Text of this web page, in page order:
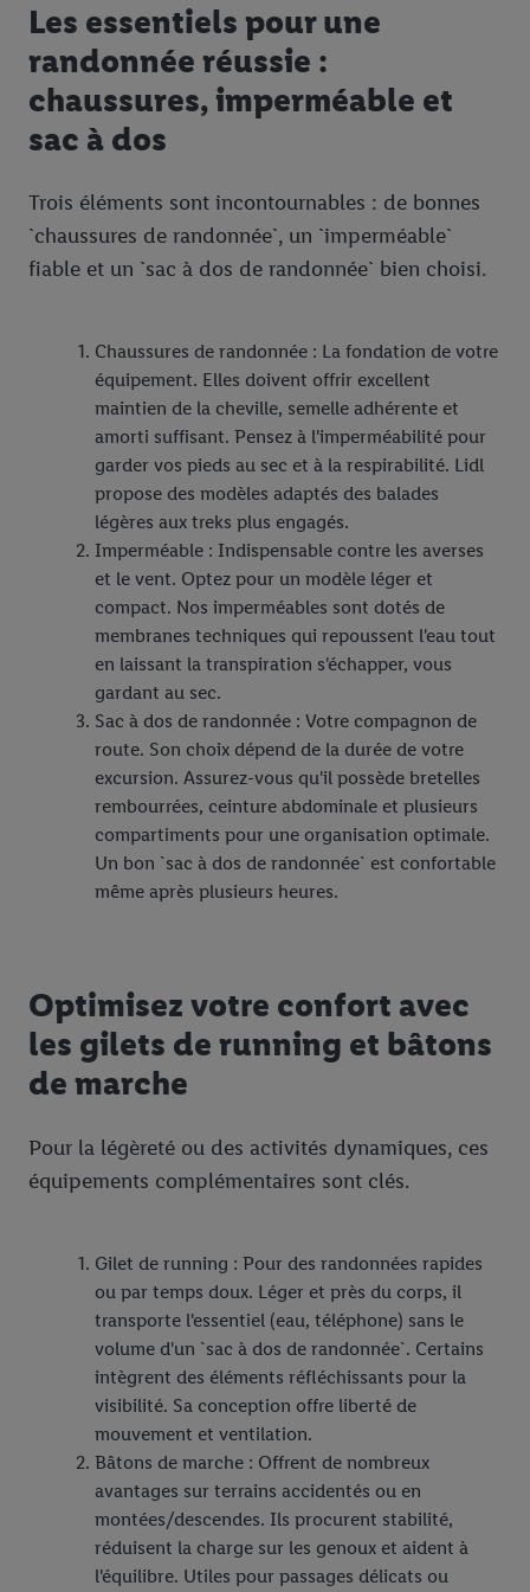
Les essentiels pour une
randonnée réussie :
chaussures, imperméable et
sac à dos
Trois éléments sont incontournables : de bonnes
`chaussures de randonnée`, un `imperméable`
fiable et un `sac à dos de randonnée` bien choisi.
Chaussures de randonnée : La fondation de votre
équipement. Elles doivent offrir excellent
maintien de la cheville, semelle adhérente et
amorti suffisant. Pensez à l'imperméabilité pour
garder vos pieds au sec et à la respirabilité. Lidl
propose des modèles adaptés des balades
légères aux treks plus engagés.
Imperméable : Indispensable contre les averses
et le vent. Optez pour un modèle léger et
compact. Nos imperméables sont dotés de
membranes techniques qui repoussent l'eau tout
en laissant la transpiration s'échapper, vous
gardant au sec.
Sac à dos de randonnée : Votre compagnon de
route. Son choix dépend de la durée de votre
excursion. Assurez-vous qu'il possède bretelles
rembourrées, ceinture abdominale et plusieurs
compartiments pour une organisation optimale.
Un bon `sac à dos de randonnée` est confortable
même après plusieurs heures.
Optimisez votre confort avec
les gilets de running et bâtons
de marche
Pour la légèreté ou des activités dynamiques, ces
équipements complémentaires sont clés.
Gilet de running : Pour des randonnées rapides
ou par temps doux. Léger et près du corps, il
transporte l'essentiel (eau, téléphone) sans le
volume d'un `sac à dos de randonnée`. Certains
intègrent des éléments réfléchissants pour la
visibilité. Sa conception offre liberté de
mouvement et ventilation.
Bâtons de marche : Offrent de nombreux
avantages sur terrains accidentés ou en
montées/descendes. Ils procurent stabilité,
réduisent la charge sur les genoux et aident à
l'équilibre. Utiles pour passages délicats ou
partenaire Criteo S.A pouvons également créer un identifiant en
ligne spécial à partir de l’adresse e-mail fournie ici afin de
pouvoir vous reconnaître dans les services exploités par des
tiers et pour afficher des publicités personnalisées. À cette fin,
votre adresse e-mail hachée peut également être fusionnée
Sous réserve de votre accord, les publicités liées au reciblage,
c’est-à-dire des publicités pour des produits pour lesquels vous
avez montré de l’intérêt (par exemple en plaçant le produit dans
services de Lidl si plusieurs terminaux ou plusieurs services de
Lidl peuvent vous être attribués en utilisant votre adresse e-
mail hachée et, le cas échéant, d’autres identifiants/identifiants
dont dispose Criteo S.A.
Sous « Personnaliser », vous pouvez autoriser des finalités
individuelles et trouver de plus amples informations sur le
traitement des données.
En cliquant sur « Refuser », vous pouvez autoriser uniquement
l’utilisation des technologies nécessaires. En cliquant sur «
Accepter », vous autorisez tous les traitements pour toutes les
finalités susmentionnées. Vous trouverez de plus amples
informations sur la durée de conservation des données et votre
droit de révoquer votre consentement à tout moment avec effet
pour l’avenir dans notre déclaration relative à la protection des
. Vous trouverez les impressions ici.